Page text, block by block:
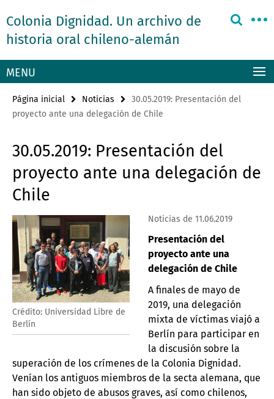
direkt
zu
Colonia Dignidad. Un archivo de
historia oral chileno-alemán
Herramientas
de
MENU
Página inicial Noticias
30.05.2019: Presentación del
proyecto ante una delegación de Chile
30.05.2019: Presentación del
proyecto ante una delegación de
Chile
Crédito: Universidad Libre de
Berlín
Noticias de 11.06.2019
Presentación del
proyecto ante una
delegación de Chile
A finales de mayo de
2019, una delegación
mixta de víctimas viajó a
Berlín para participar en
la discusión sobre la
superación de los crímenes de la Colonia Dignidad.
Venían los antiguos miembros de la secta alemana, que
han sido objeto de abusos graves, así como chilenos,